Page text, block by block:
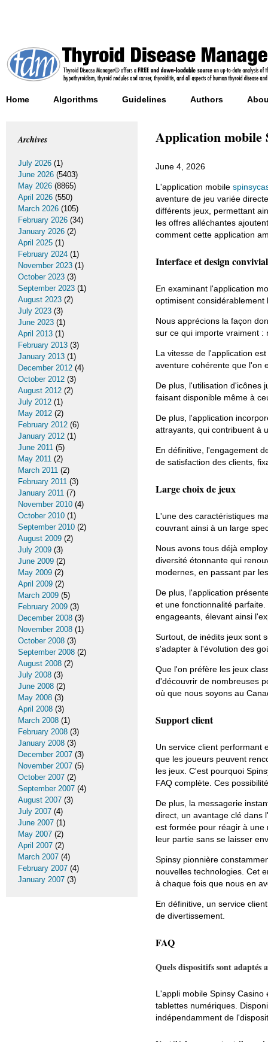
Home Algorithms Guidelines Authors
Application mobile
June 4, 2026
L'application mobile
aventure de jeu variée
différents jeux, permettant
les offres alléchantes
comment cette application
Interface et design
En examinant l'application
optimisent
Nous apprécions la façon
sur ce qui importe vraiment :
La vitesse de l'application
aventure cohérente que l'on
De plus, l'utilisation d'icônes
faisant disponible même à
De plus, l'application
attrayants, qui contribuent à
En définitive, l'engagement
de satisfaction des clients,
Large choix de jeux
L'une des caractéristiques
couvrant ainsi à un large
Nous avons tous déjà
diversité étonnante qui
modernes, en passant par
De plus, l'application
et une fonctionnalité
engageants, élevant ainsi
Surtout, de inédits jeux sont
s'adapter à l'évolution des
Que l'on préfère les jeux
d'découvrir de nombreuses
où que nous soyons au
Support client
Un service client performant
que les joueurs peuvent
les jeux. C'est pourquoi
FAQ complète. Ces
De plus, la messagerie
direct, un avantage clé dans
est formée pour réagir à une
leur partie sans se laisser
Spinsy pionnière
nouvelles technologies. Cet
à chaque fois que nous en
En définitive, un service
de divertissement.
FAQ
Quels dispositifs sont adaptés
L'appli mobile Spinsy
tablettes numériques.
indépendamment de
Archives
July 2026 (1)
June 2026 (5403)
May 2026 (8865)
April 2026 (550)
March 2026 (105)
February 2026 (34)
January 2026 (2)
April 2025 (1)
February 2024 (1)
November 2023 (1)
October 2023 (3)
September 2023 (1)
August 2023 (2)
July 2023 (3)
June 2023 (1)
April 2013 (1)
February 2013 (3)
January 2013 (1)
December 2012 (4)
October 2012 (3)
August 2012 (2)
July 2012 (1)
May 2012 (2)
February 2012 (6)
January 2012 (1)
June 2011 (5)
May 2011 (2)
March 2011 (2)
February 2011 (3)
January 2011 (7)
November 2010 (4)
October 2010 (1)
September 2010 (2)
August 2009 (2)
July 2009 (3)
June 2009 (2)
May 2009 (2)
April 2009 (2)
March 2009 (5)
February 2009 (3)
December 2008 (3)
November 2008 (1)
October 2008 (3)
September 2008 (2)
August 2008 (2)
July 2008 (3)
June 2008 (2)
May 2008 (3)
April 2008 (3)
March 2008 (1)
February 2008 (3)
January 2008 (3)
December 2007 (3)
November 2007 (5)
October 2007 (2)
September 2007 (4)
August 2007 (3)
July 2007 (4)
June 2007 (1)
May 2007 (2)
April 2007 (2)
March 2007 (4)
February 2007 (4)
January 2007 (3)